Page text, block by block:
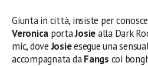
Giunta in città, insiste per
Veronica portaJosiealla Dark
mic, doveJosieesegue una
accompagnata daFangs coi